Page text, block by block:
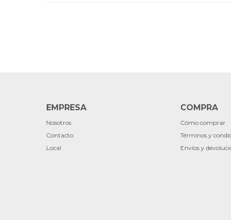
EMPRESA
Nosotros
Contacto
Local
COMPRA
Cómo comprar
Términos y
Envíos y